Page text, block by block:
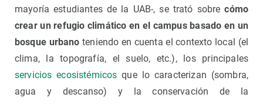
mayoría estudiantes de la UAB-, se trató sobrecómo
crear un refugio climático en el campus basado en un
bosque urbano teniendo en cuenta el contexto local (el
clima, la topografía, el suelo, etc.), los principales
servicios ecosistémicos que lo caracterizan (sombra,
agua y descanso) y la conservación de la